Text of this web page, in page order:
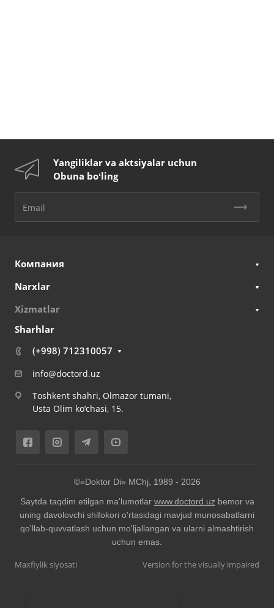
Yangiliklar va aktsiyalar uchun
Obuna boʻling
Компания
Narxlar
Xizmatlar
Sharhlar
(+998) 712310057
info@doctord.uz
Toshkent shahri, Olmazor tumani,
Usta Olim ko‘chasi, 15.
©«Doktor Di» MChj, 1989 - 2026
Saytda taqdim etilgan ma'lumotlar www.doctord.uz bemor va
uning davolovchi shifokori o'rtasidagi mavjud munosabatlarni
qo'llab-quvvatlash uchun mo'ljallangan va ularni almashtirish
uchun emas.
Maxfiylik siyosati Version for the visually impaired